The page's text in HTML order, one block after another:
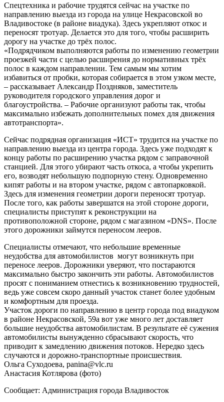
Спецтехника и рабочие трудятся сейчас на участке по
направлению выезда из города на улице Некрасовской во
Владивостоке (в районе виадука). Здесь укрепляют откос и
переносят тротуар. Делается это для того, чтобы расширить
дорогу на участке до трёх полос.
«Подрядчиком выполняются работы по изменению геометрии
проезжей части с целью расширения до нормативных трёх
полос в каждом направлении. Тем самым мы хотим
избавиться от пробки, которая собирается в этом узком месте,
– рассказывает Александр Поздняков, заместитель
руководителя городского управления дорог и
благоустройства. – Рабочие организуют работы так, чтобы
максимально избежать дополнительных помех для движения
автотранспорта».
Сейчас подрядная организация «ИСТ» трудится на участке по
направлению выезда из центра города. Здесь уже подходят к
концу работы по расширению участка рядом с заправочной
станцией. Для этого убирают часть откоса, а чтобы укрепить
его, возводят небольшую подпорную стену. Одновременно
кипят работы и на втором участке, рядом с автопарковкой.
Здесь для изменения геометрии дороги переносят тротуар.
После того, как работы завершатся на этой стороне дороги,
специалисты приступят к реконструкции на
противоположной стороне, рядом с магазином «DNS». После
этого дорожники займутся переносом лееров.
Специалисты отмечают, что небольшие временные
неудобства для автомобилистов могут возникнуть при
переносе лееров. Дорожники уверяют, что постараются
максимально быстро закончить эти работы. Автомобилистов
просят с пониманием отнестись к возникновению трудностей,
ведь уже совсем скоро данный участок станет более удобным
и комфортным для проезда.
Участок дороги по направлению в центр города под виадуком
в районе Некрасовской, 59а вот уже много лет доставляет
большие неудобства автомобилистам. В результате её сужения
автомобилисты вынужденно сбрасывают скорость, что
приводит к замедлению движения потоков. Нередко здесь
случаются и дорожно-транспортные происшествия.
Ольга Суходоева, panina@vlc.ru
Анастасия Котлярова (фото)
Сообщает: Администрация города Владивосток